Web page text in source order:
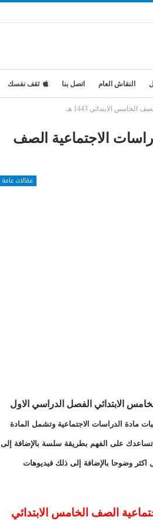
النقاش العام اتصل بنا ثقف نفسك
الابتدائي 1443 هـ
الاجتماعية الصف
مقالات عامة
الابتدائي الفصل الدراسي الاول
مادة الدراسات الاجتماعية وتشمل المادة
تساعدك على الفهم بطريقة سلسة بالإضافة إلى
وضوحا بالإضافة إلى ذلك فيديوهات
الصف الخامس الابتدائي